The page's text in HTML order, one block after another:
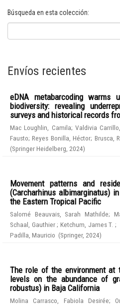
Búsqueda en esta colección:
Envíos recientes
eDNA metabarcoding
biodiversity: revealing
surveys and historical records
Mac Loughlin, Camila; Valdivia
Fausto;Reyes Bonilla, Héctor; Brusca,
(Springer Heidelberg 2024)
Movement patterns and
(Carcharhinus albimarginatus)
the Eastern Tropical Pacific
Salomé Beauvais, Sarah Mathilde;
Schaal, Gauthier;Ketchum, James T.;
Padilla, Mauricio (Springer, 2024)
The role of the environment at
levels on the abundance of
robustus) in Baja California
Molina Carrasco, Fabiola Desirée;